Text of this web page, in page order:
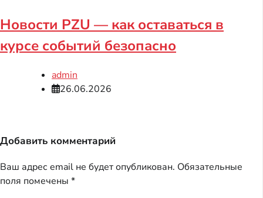
Новости PZU — как оставаться в
курсе событий безопасно
admin
26.06.2026
Добавить комментарий
Ваш адрес email не будет опубликован. Обязательные
поля помечены *